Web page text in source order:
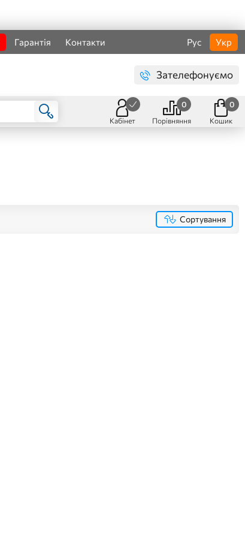
Гарантія Контакти Рус Укр
Зателефонуємо
Кабінет Порівняння
0
Кошик
0
Сортування